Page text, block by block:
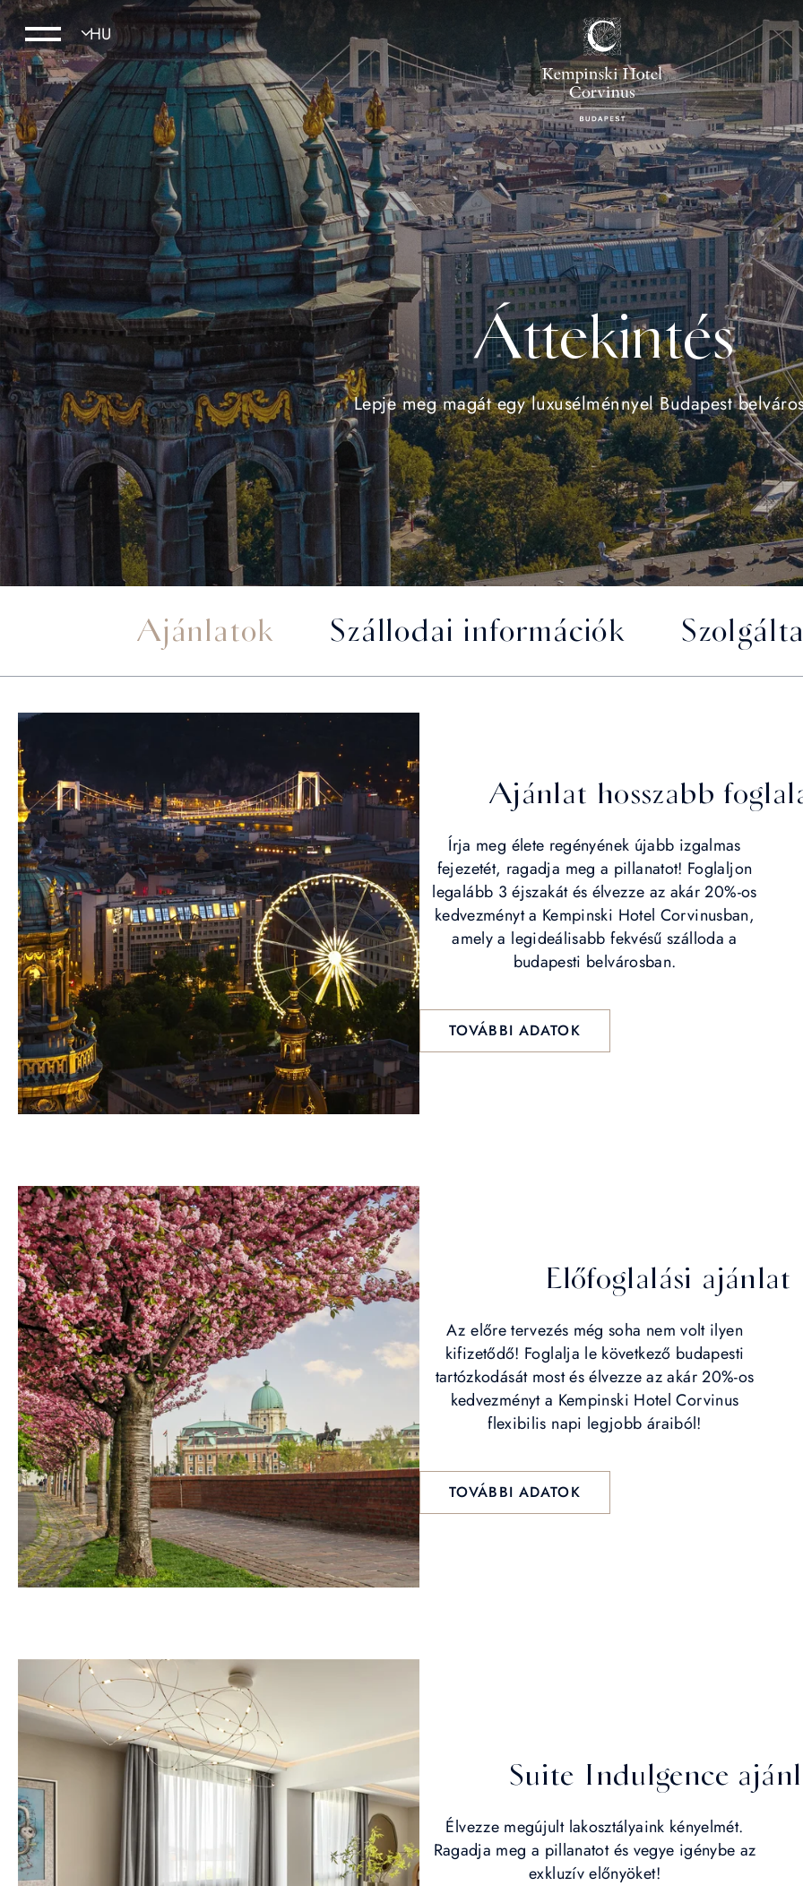
Áttekintés
Lepje meg magát egy luxusélménnyel Budapest
Ajánlatok Szállodai információk
Ajánlat hosszabb
Írja meg élete regényének újabb izgalmas
fejezetét, ragadja meg a pillanatot! Foglaljon
legalább 3 éjszakát és élvezze az akár 20%-os
kedvezményt a Kempinski Hotel Corvinusban,
amely a legideálisabb fekvésű szálloda a
budapesti belvárosban.
TOVÁBBI ADATOK
Előfoglalási ajánlat
Az előre tervezés még soha nem volt ilyen
kifizetődő! Foglalja le következő budapesti
tartózkodását most és élvezze az akár 20%-os
kedvezményt a Kempinski Hotel Corvinus
flexibilis napi legjobb áraiból!
TOVÁBBI ADATOK
Suite Indulgence
Élvezze megújult lakosztályaink kényelmét.
Ragadja meg a pillanatot és vegye igénybe az
exkluzív előnyöket!